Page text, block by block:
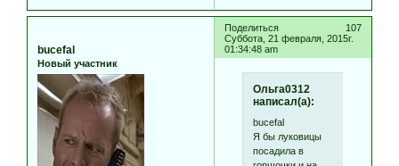
Поделиться
107
Суббота, 21 февраля, 2015г.
01:34:48 am
bucefal
Новый участник
Ольга0312
написал(а):
bucefal
Я бы луковицы
посадила в